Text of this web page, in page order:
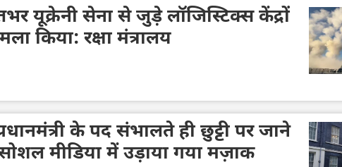
यूक्रेनी सेना से जुड़े लॉजिस्टिक्स केंद्रों
किया: रक्षा मंत्रालय
के पद संभालते ही छुट्टी पर जाने
मीडिया में उड़ाया गया मज़ाक